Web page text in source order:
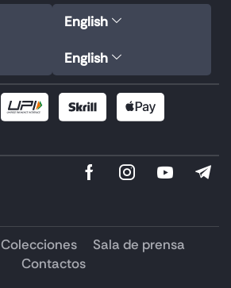
English
English
Colecciones
Sala de prensa
Contactos